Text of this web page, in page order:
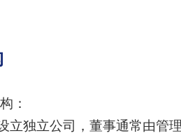
：
立独立公司，董事通常由管